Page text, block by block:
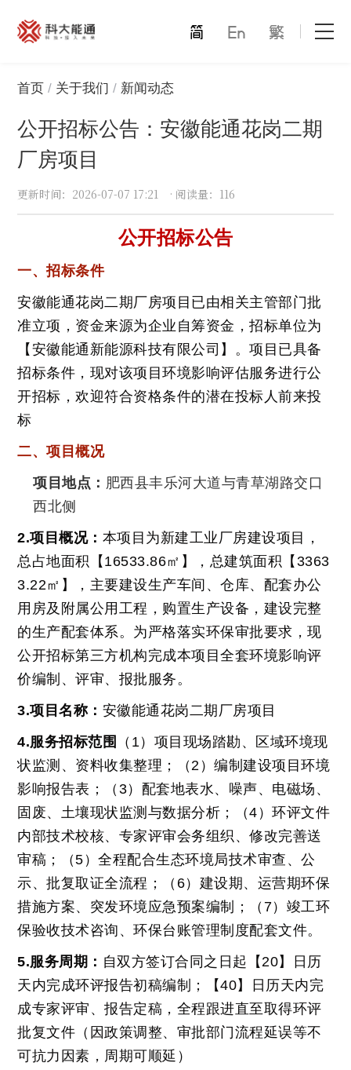
首页
关于我们
产品中心
能通万家
合作模式
联系我们
首页 关于我们 新闻动态
公开招标公告：安徽能通花岗二期
厂房项目
更新时间：2026-07-07 17:21 · 阅读量：116
公开招标公告
一、招标条件
安徽能通花岗二期厂房项目已由相关主管部门批
准立项，资金来源为企业自筹资金，招标单位为
【安徽能通新能源科技有限公司】。项目已具备
招标条件，现对该项目环境影响评估服务进行公
开招标，欢迎符合资格条件的潜在投标人前来投
标
二、项目概况
项目地点： 肥西县丰乐河大道与青草湖路交口
西北侧
2.项目概况： 本项目为新建工业厂房建设项目，
总占地面积【16533.86㎡】，总建筑面积【3363
3.22㎡】，主要建设生产车间、仓库、配套办公
用房及附属公用工程，购置生产设备，建设完整
的生产配套体系。为严格落实环保审批要求，现
公开招标第三方机构完成本项目全套环境影响评
价编制、评审、报批服务。
3.项目名称： 安徽能通花岗二期厂房项目
4.服务招标范围
（1）项目现场踏勘、区域环境现
状监测、资料收集整理；
（2）编制建设项目环境
影响报告表；
（3）配套地表水、噪声、电磁场、
固废、土壤现状监测与数据分析；
（4）环评文件
内部技术校核、专家评审会务组织、修改完善送
审稿；
（5）全程配合生态环境局技术审查、公
示、批复取证全流程；
（6）建设期、运营期环保
措施方案、突发环境应急预案编制；
（7）竣工环
保验收技术咨询、环保台账管理制度配套文件。
5.服务周期： 自双方签订合同之日起【20】日历
天内完成环评报告初稿编制；【40】日历天内完
成专家评审、报告定稿，全程跟进直至取得环评
批复文件（因政策调整、审批部门流程延误等不
可抗力因素，周期可顺延）